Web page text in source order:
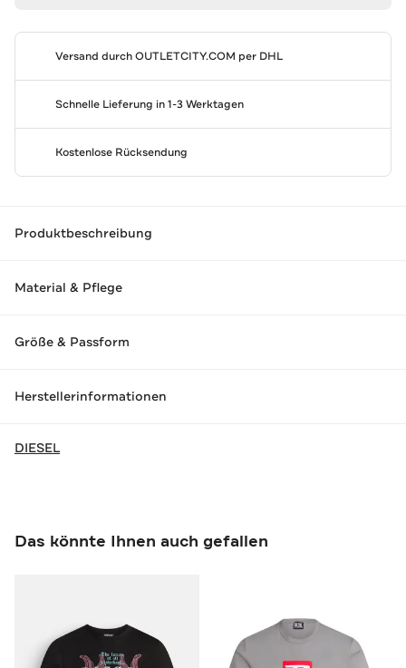
Versand durchOUTLETCITY.COM per DHL
Schnelle Lieferung in 1-3 Werktagen
Kostenlose Rücksendung
Produktbeschreibung
Material & Pflege
Größe & Passform
Herstellerinformationen
DIESEL
Das könnte Ihnen auch gefallen